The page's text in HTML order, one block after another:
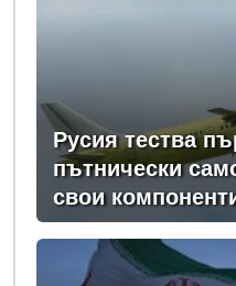
Русия тества
пътнически
свои